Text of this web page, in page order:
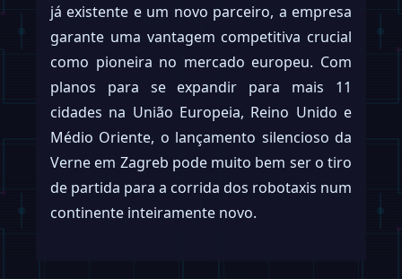
já existente e um novo parceiro, a empresa
garante uma vantagem competitiva crucial
como pioneira no mercado europeu. Com
planos para se expandir para mais 11
cidades na União Europeia, Reino Unido e
Médio Oriente, o lançamento silencioso da
Verne em Zagreb pode muito bem ser o tiro
de partida para a corrida dos robotaxis num
continente inteiramente novo.